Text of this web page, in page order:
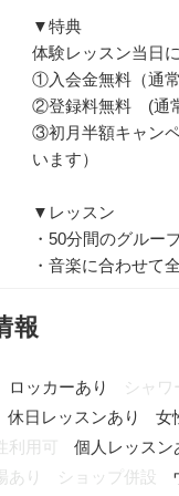
▼特典
体験レッスン当日
①入会金無料（通
②登録料無料 (通
③初月半額キャン
います）
▼レッスン
・50分間のグルー
・音楽に合わせて
報
ロッカーあり
シャワ
休日レッスンあり
女
利用可
個人レッスン
あり ショップ併設